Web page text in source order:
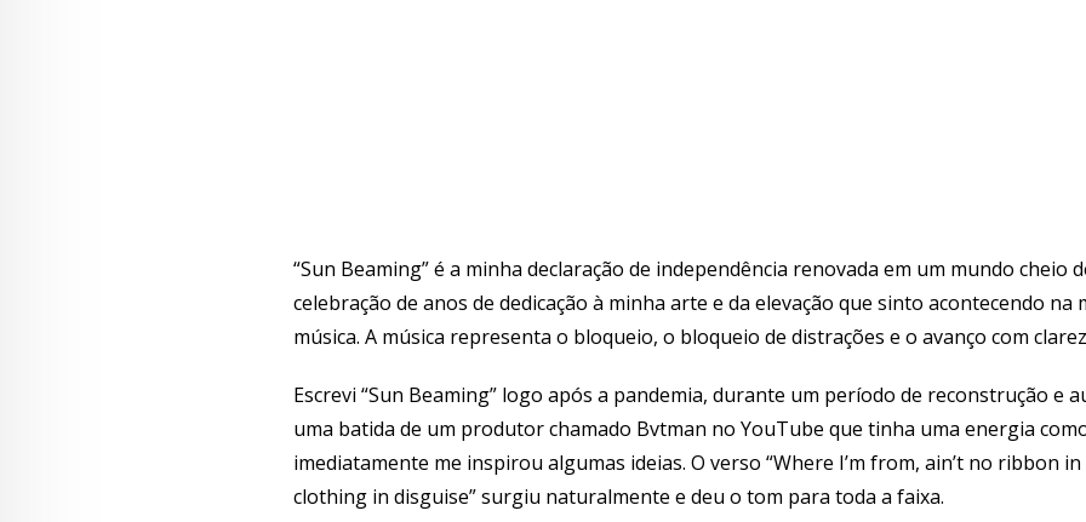
“Sun Beaming” é a minha declaração de independência renovada em um mundo cheio
celebração de anos de dedicação à minha arte e da elevação que sinto acontecendo na
música. A música representa o bloqueio, o bloqueio de distrações e o avanço com
Escrevi “Sun Beaming” logo após a pandemia, durante um período de reconstrução e
uma batida de um produtor chamado Bvtman no YouTube que tinha uma energia
imediatamente me inspirou algumas ideias. O verso “Where I’m from, ain’t no ribbon
clothing in disguise” surgiu naturalmente e deu o tom para toda a faixa.